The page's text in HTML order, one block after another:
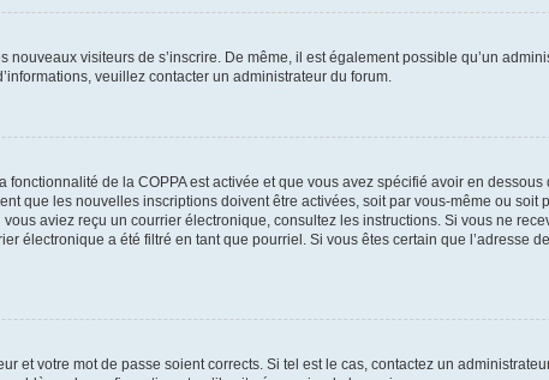
visiteurs de s’inscrire. De même, il est également possible qu’un
veuillez contacter un administrateur du forum.
de la COPPA est activée et que vous avez spécifié avoir en
que les nouvelles inscriptions doivent être activées, soit par vous-même ou soit
aviez reçu un courrier électronique, consultez les instructions. Si vous ne
électronique a été filtré en tant que pourriel. Si vous êtes certain que l’adresse
et votre mot de passe soient corrects. Si tel est le cas, contactez un